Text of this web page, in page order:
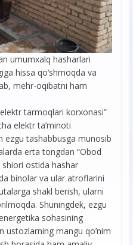
umumxalq hasharlari
hissa qo‘shmoqda va
mehr-oqibatni ham
tarmoqlari korxonasi”
elektr ta’minoti
ezgu tashabbusga munosib
erta tongdan “Obod
shiori ostida hashar
binolar va ular atroflarini
shakl berish, ularni
Shuningdek, ezgu
sohasining
ustozlarning mangu qo’nim